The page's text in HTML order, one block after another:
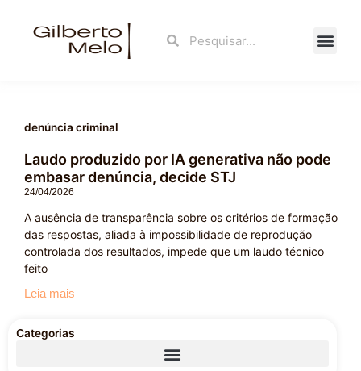
Search
denúncia criminal
Laudo produzido por IA generativa não pode
embasar denúncia, decide STJ
24/04/2026
A ausência de transparência sobre os critérios de formação
das respostas, aliada à impossibilidade de reprodução
controlada dos resultados, impede que um laudo técnico
feito
Leia mais
Categorias